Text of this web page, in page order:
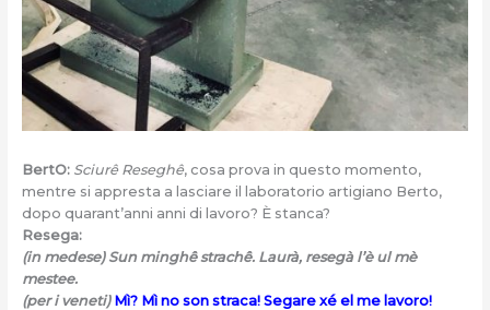
BertO: Sciurê Reseghê, cosa prova in questo momento,
mentre si appresta a lasciare il laboratorio artigiano Berto,
dopo quarant’anni anni di lavoro? È stanca?
Resega:
(in medese) Sun minghêstrachê. Laurà, resegà l’è ul mè
mestee.
(per i veneti) Mì? Mì no son straca! Segare xé el me lavoro!